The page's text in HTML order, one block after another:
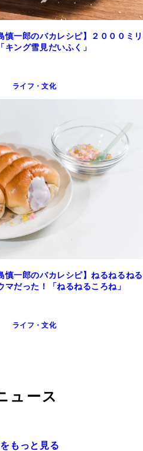
慎一郎のバカレシピ】２０００ミリ
キング雪見だいふく」
ライフ・文化
慎一郎のバカレシピ】ねるねるねる
だった！「ねるねるころね」
ライフ・文化
ュース
もっと見る